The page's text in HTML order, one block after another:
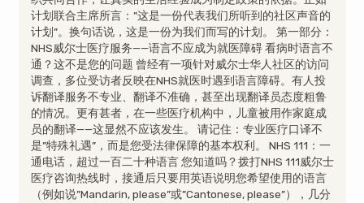
计划联合主席所言：”这是一份代表我们所听到的社区声音的
计划”。换句话说，这是一份为我们而写的计划。 第一部分：
NHS威尔士医疗服务——语言不应成为就医障碍 看病时语言不
通？这不是您的问题 曾经有一项针对威尔士华人社区的访问
调查，多位受访者反映在NHS就医时遇到语言障碍。有人投
诉翻译服务不专业、翻译不准确，甚至出现翻译员态度粗鲁
的情况。更有甚者，在一些医疗机构中，儿童被用作家庭成
员的翻译——这显然不应该发生。 请记住：专业医疗口译不
是”特殊礼遇”，而是您受法律保障的基本权利。 NHS 111：一
通电话，超过一百二十种语言 您知道吗？拨打NHS 111威尔士
医疗咨询热线时，接通后只要用英语说明您希望使用的语言
（例如说”Mandarin, please”或”Cantonese, please”），几分